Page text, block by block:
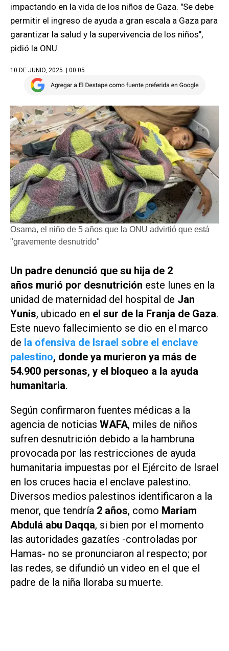
impactando en la vida de los niños de Gaza. "Se debe
permitir el ingreso de ayuda a gran escala a Gaza para
garantizar la salud y la supervivencia de los niños",
pidió la ONU.
10 DE JUNIO, 2025 | 00.05
Osama, el niño de 5 años que la ONU advirtió que está
"gravemente desnutrido"
Un padre denunció que su hija de 2
años murió por desnutrición este lunes en la
unidad de maternidad del hospital de Jan
Yunis, ubicado en el sur de la Franja de Gaza.
Este nuevo fallecimiento se dio en el marco
de la ofensiva de Israel sobre el enclave
palestino, donde ya murieron ya más de
54.900 personas, y el bloqueo a la ayuda
humanitaria.
Según confirmaron fuentes médicas a la
agencia de noticias WAFA, miles de niños
sufren desnutrición debido a la hambruna
provocada por las restricciones de ayuda
humanitaria impuestas por el Ejército de Israel
en los cruces hacia el enclave palestino.
Diversos medios palestinos identificaron a la
menor, que tendría 2 años, como Mariam
Abdulá abu Daqqa, si bien por el momento
las autoridades gazatíes -controladas por
Hamas- no se pronunciaron al respecto; por
las redes, se difundió un video en el que el
padre de la niña lloraba su muerte.